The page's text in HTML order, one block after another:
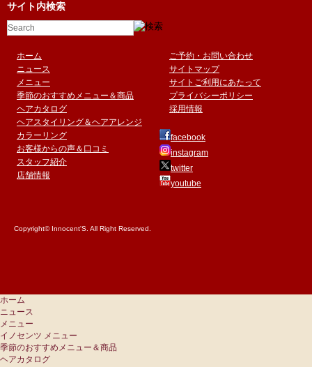
サイト内検索
ホーム
ニュース
メニュー
季節のおすすめメニュー＆商品
ヘアカタログ
ヘアスタイリング＆ヘアアレンジ
カラーリング
お客様からの声＆口コミ
スタッフ紹介
店舗情報
ご予約・お問い合わせ
サイトマップ
サイトご利用にあたって
プライバシーポリシー
採用情報
facebook
instagram
twitter
youtube
Copyright© Innocent'S. All Right Reserved.
ホーム
ニュース
メニュー
イノセンツ メニュー
季節のおすすめメニュー＆商品
ヘアカタログ